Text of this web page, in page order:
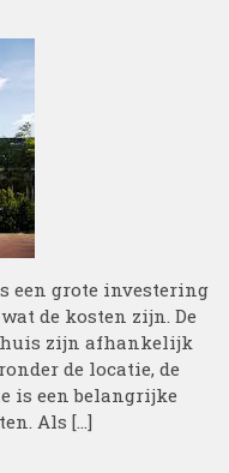
een grote investering
de kosten zijn. De
huis zijn afhankelijk
de locatie, de
is een belangrijke
Als […]